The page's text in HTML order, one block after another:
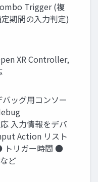
Trigger (複
期間の入力判定)
XR Controller,
ッグ用コンソー
入力情報をデバ
Action リスト
リガー時間 ●
ど